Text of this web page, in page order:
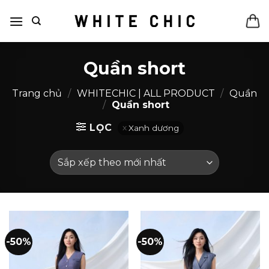
qua
Quần short
Trang chủ / WHITECHIC | ALL PRODUCT / Quần
/ Quần short
LỌC
Xanh dương
-50% -50%